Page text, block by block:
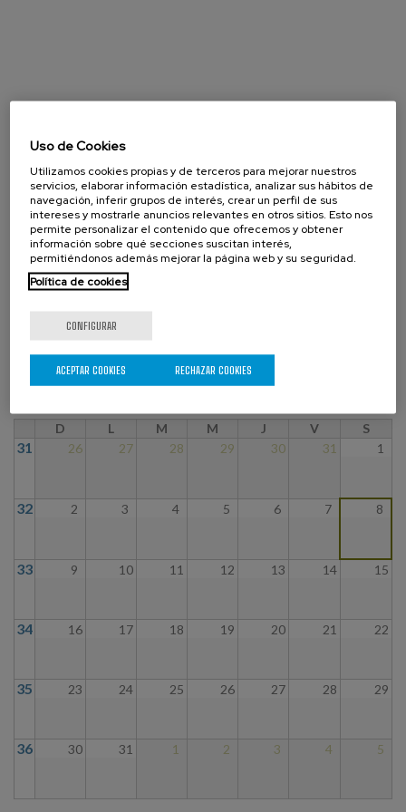
Agosto 2026
D L M M J V S
31 26 27 28 29 30 31 1
32 2 3 4 5 6 7 8
33 9 10 11 12 13 14 15
34 16 17 18 19 20 21 22
35 23 24 25 26 27 28 29
36 30 31 1 2 3 4 5
Uso de Cookies
Utilizamos cookies propias y de terceros para mejorar nuestros
servicios, elaborar información estadística, analizar sus hábitos de
navegación, inferir grupos de interés, crear un perfil de sus
intereses y mostrarle anuncios relevantes en otros sitios. Esto nos
permite personalizar el contenido que ofrecemos y obtener
información sobre qué secciones suscitan interés,
permitiéndonos además mejorar la página web y su seguridad.
Política de cookies
CONFIGURAR
RECHAZAR COOKIES
ACEPTAR COOKIES